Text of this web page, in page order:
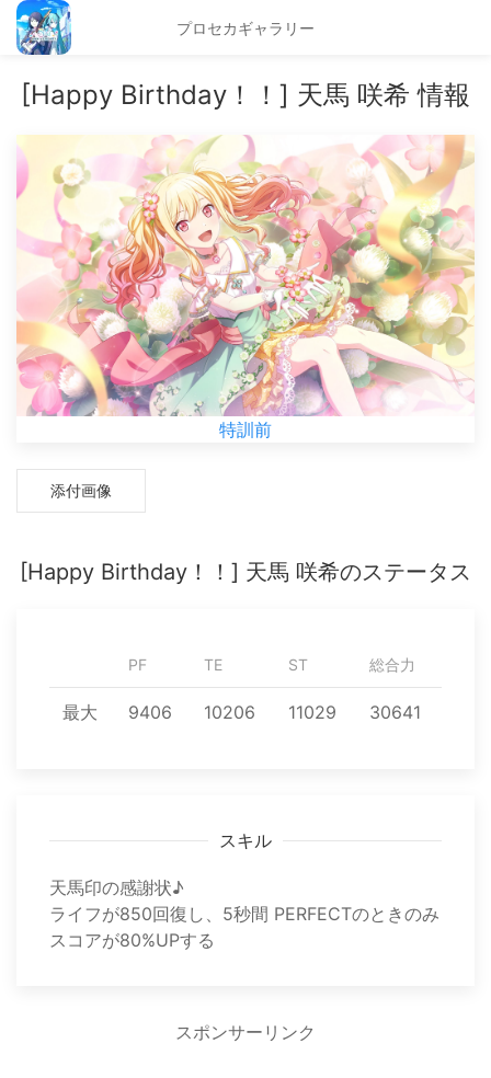
プロセカギャラリー
[Happy Birthday！！] 天馬 咲希 情報
特訓前
添付画像
[Happy Birthday！！] 天馬 咲希のステータス
PF TE ST 総合力
最大 9406 10206 11029 30641
スキル
天馬印の感謝状♪
ライフが850回復し、5秒間 PERFECTのときのみ
スコアが80%UPする
スポンサーリンク